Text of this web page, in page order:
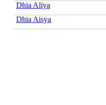
Dhia Aliya
Dhia Aisya